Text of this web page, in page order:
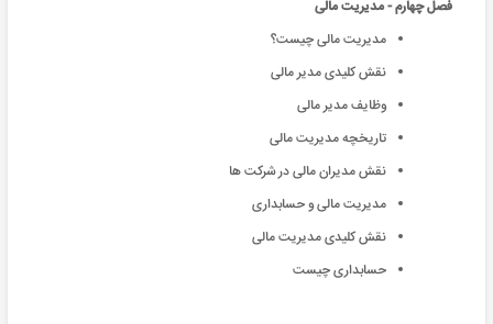
فصل چهارم - مدیریت مالی
مدیریت مالی چیست؟
نقش کلیدی مدیر مالی
وظایف مدیر مالی
تاریخچه مدیریت مالی
نقش مدیران مالی در شرکت ها
مدیریت مالی و حسابداری
نقش کلیدی مدیریت مالی
حسابداری چیست